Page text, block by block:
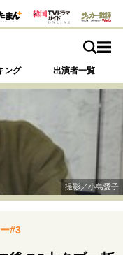
ング 出演者一覧
撮影／小島愛子
#3